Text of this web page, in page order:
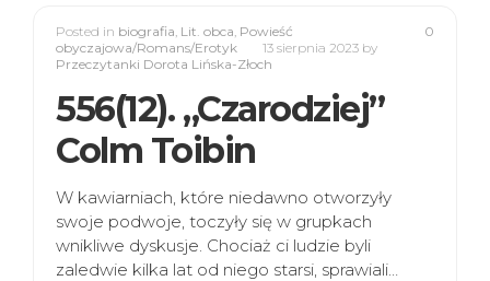
0
Posted in biografia, Lit. obca, Powieść
obyczajowa/Romans/Erotyk
13 sierpnia 2023 by
Przeczytanki Dorota Lińska-Złoch
556(12). „Czarodziej”
Colm Toibin
W kawiarniach, które niedawno otworzyły
swoje podwoje, toczyły się w grupkach
wnikliwe dyskusje. Chociaż ci ludzie byli
zaledwie kilka lat od niego starsi, sprawiali…